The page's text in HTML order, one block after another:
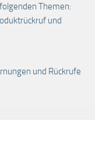
Themen:
und
und Rückrufe